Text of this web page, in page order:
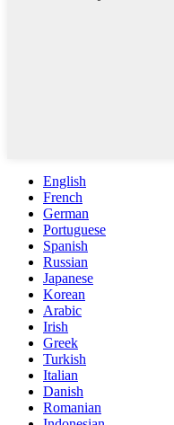
English
French
German
Portuguese
Spanish
Russian
Japanese
Korean
Arabic
Irish
Greek
Turkish
Italian
Danish
Romanian